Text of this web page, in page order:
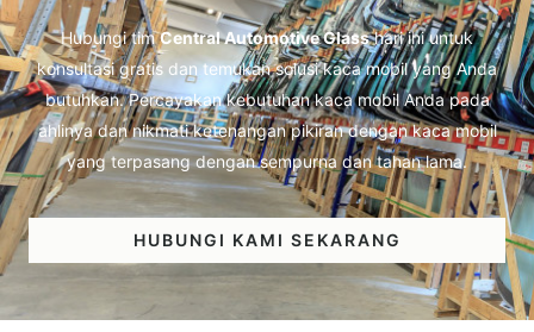
Hubungi timCentral Automotive Glasshari ini untuk
konsultasi gratis dan temukan solusi kaca mobil yang Anda
butuhkan. Percayakan kebutuhan kaca mobil Anda pada
ahlinya dan nikmati ketenangan pikiran dengan kaca mobil
yang terpasang dengan sempurna dan tahan lama.
HUBUNGI KAMI SEKARANG